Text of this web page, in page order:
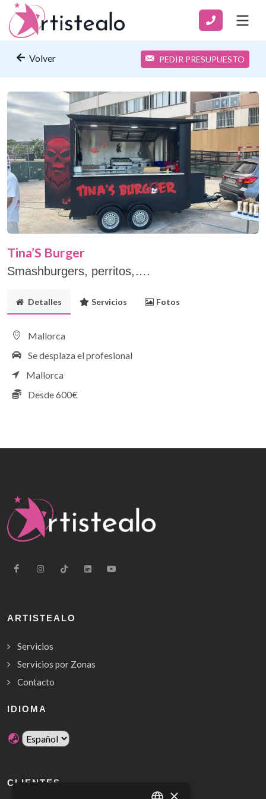
Volver PEDIR PRESUPUESTO
Tina’S Burger
Smashburgers, perritos,….
Detalles Servicios Fotos
Mallorca
Se desplaza el profesional
Mallorca
Desde 600€
ARTISTEALO
Servicios
Servicios por Zonas
Contacto
IDIOMA
CLIENTES